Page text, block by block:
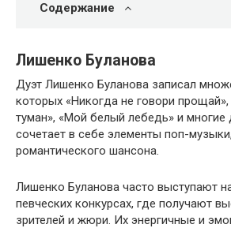
Содержание
Лишенко Буланова
Дуэт Лишенко Буланова записал
которых «Никогда не говори
туман», «Мой белый лебедь» и многие
сочетает в себе элементы поп-
романтического шансона.
Лишенко Буланова часто выступают
певческих конкурсах, где получают
зрителей и жюри. Их энергичные и